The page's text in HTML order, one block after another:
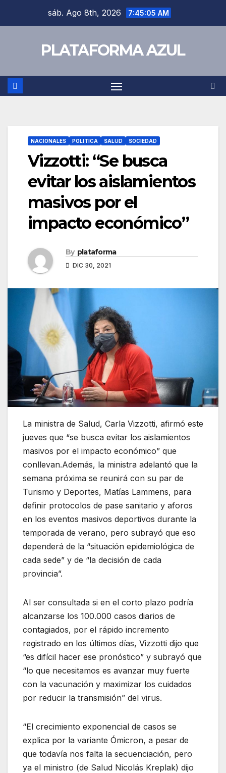
sáb. Ago 8th, 2026 7:45:05 AM
PLATAFORMA AZUL
NACIONALES POLITICA SALUD SOCIEDAD
Vizzotti: “Se busca
evitar los aislamientos
masivos por el
impacto económico”
By plataforma
DIC 30, 2021
La ministra de Salud, Carla Vizzotti, afirmó este
jueves que “se busca evitar los aislamientos
masivos por el impacto económico” que
conllevan.Además, la ministra adelantó que la
semana próxima se reunirá con su par de
Turismo y Deportes, Matías Lammens, para
definir protocolos de pase sanitario y aforos
en los eventos masivos deportivos durante la
temporada de verano, pero subrayó que eso
dependerá de la “situación epidemiológica de
cada sede” y de “la decisión de cada
provincia”.
Al ser consultada si en el corto plazo podría
alcanzarse los 100.000 casos diarios de
contagiados, por el rápido incremento
registrado en los últimos días, Vizzotti dijo que
“es difícil hacer ese pronóstico” y subrayó que
“lo que necesitamos es avanzar muy fuerte
con la vacunación y maximizar los cuidados
por reducir la transmisión” del virus.
“El crecimiento exponencial de casos se
explica por la variante Ómicron, a pesar de
que todavía nos falta la secuenciación, pero
ya el ministro (de Salud Nicolás Kreplak) dijo